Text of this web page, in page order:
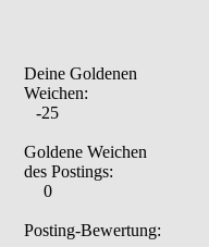
Deine Goldenen
Weichen:
-25
Goldene Weichen
des Postings:
0
Posting-Bewertung: